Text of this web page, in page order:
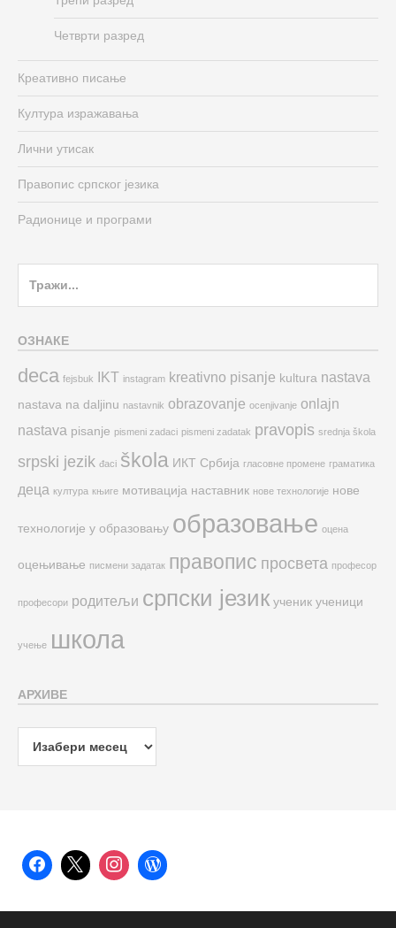
Четврти разред
Креативно писање
Култура изражавања
Лични утисак
Правопис српског језика
Радионице и програми
ОЗНАКЕ
deca fejsbuk IKT instagram kreativno pisanje kultura nastava
nastava na daljinu nastavnik obrazovanje ocenjivanje onlajn
nastava pisanje pismeni zadaci pismeni zadatak pravopis srednja škola
srpski jezik đaci škola ИКТ Србија гласовне промене граматика
деца култура књиге мотивација наставник нове технологије нове
технологије у образовању образовање оцена
оцењивање писмени задатак правопис просвета професор
професори родитељи српски језик ученик ученици
учење школа
АРХИВЕ
Архиве